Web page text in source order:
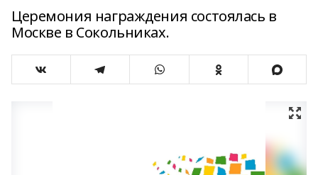
Церемония награждения состоялась в
Москве в Сокольниках.